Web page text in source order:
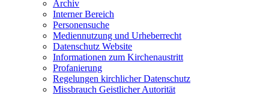
Archiv
Interner Bereich
Personensuche
Mediennutzung und Urheberrecht
Datenschutz Website
Informationen zum Kirchenaustritt
Profanierung
Regelungen kirchlicher Datenschutz
Missbrauch Geistlicher Autorität